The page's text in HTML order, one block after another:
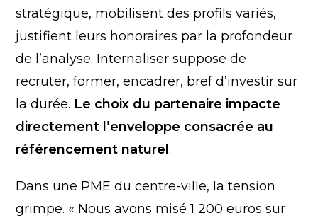
stratégique, mobilisent des profils variés,
justifient leurs honoraires par la profondeur
de l’analyse. Internaliser suppose de
recruter, former, encadrer, bref d’investir sur
la durée. Le choix du partenaire impacte
directement l’enveloppe consacrée au
référencement naturel.
Dans une PME du centre-ville, la tension
grimpe. « Nous avons misé 1 200 euros sur